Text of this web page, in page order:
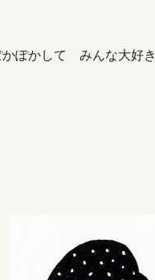
ぽかして みんな大好き